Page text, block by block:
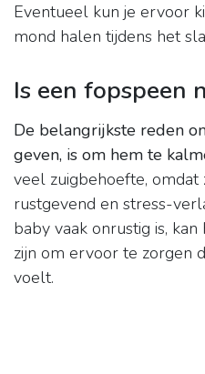
Eventueel kun je ervoor
mond halen tijdens het
Is een fopspeen
De belangrijkste reden
geven, is om hem te
veel zuigbehoefte,
rustgevend en stress-
baby vaak onrustig is,
zijn om ervoor te zorgen
voelt.